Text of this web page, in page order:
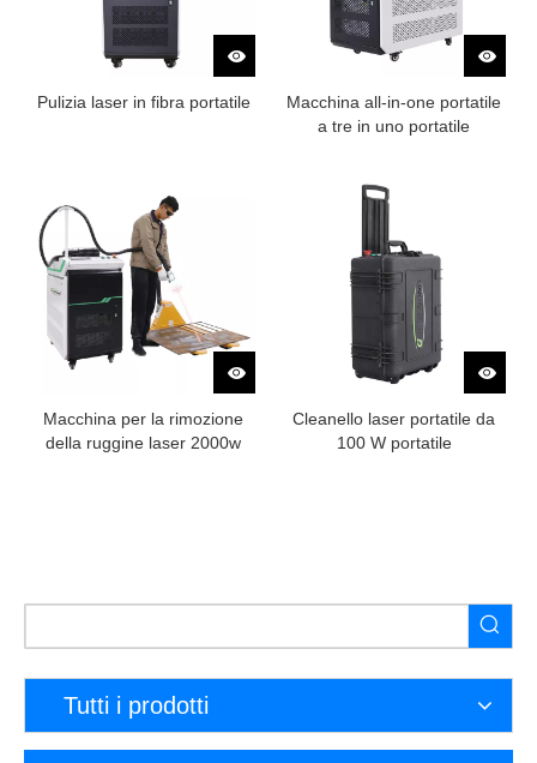
Pulizia laser in fibra portatile
Macchina all-in-one portatile
a tre in uno portatile
Macchina per la rimozione
della ruggine laser 2000w
Cleanello laser portatile da
100 W portatile
Tutti i prodotti